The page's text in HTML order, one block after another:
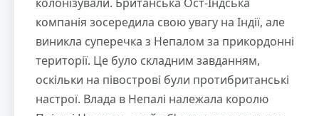
компанія зосередила свою увагу на Індії, але
виникла суперечка з Непалом за прикордонні
території. Це було складним завданням,
оскільки на півострові були протибританські
настрої. Влада в Непалі належала королю